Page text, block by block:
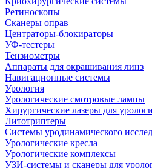
Ретиноскопы
Сканеры оправ
Центраторы-блокираторы
УФ-тестеры
Тензиометры
Аппараты для окрашивания линз
Навигационные системы
Урология
Урологические смотровые лампы
Хирургические лазеры для
Литотриптеры
Системы уродинамического
Урологические кресла
Урологические комплексы
УЗИ-системы и сканеры для